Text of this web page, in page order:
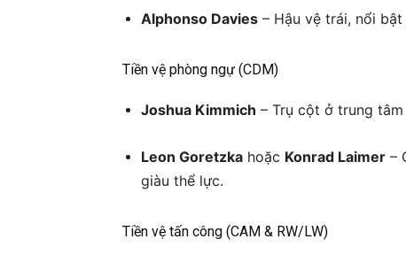
Alphonso Davies – Hậu vệ trái, nổi
Tiền vệ phòng ngự (CDM)
Joshua Kimmich – Trụ cột ở trung
Leon Goretzka hoặc Konrad Laimer –
giàu thể lực.
Tiền vệ tấn công (CAM & RW/LW)